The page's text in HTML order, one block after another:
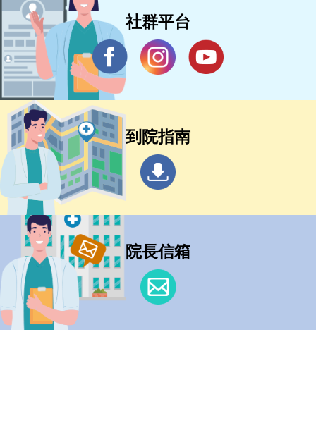
社群平台
到院指南
院長信箱